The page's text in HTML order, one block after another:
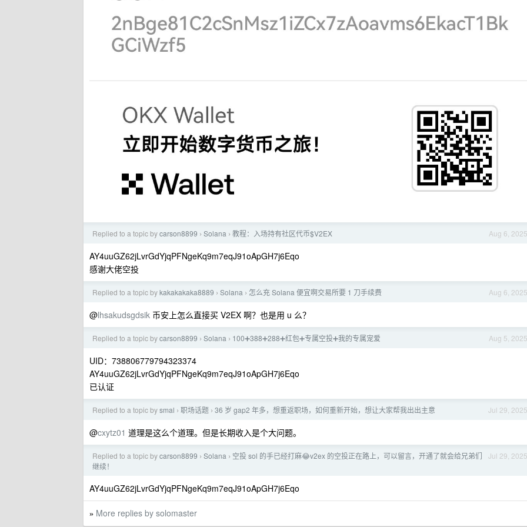
Aug 6, 2025
Replied to a topic bycarson8899 › Solana › 教程：入场持有社区代币$V2EX
AY4uuGZ62jLvrGdYjqPFNgeKq9m7eqJ91oApGH7j6Eqo
感谢大佬空投
Aug 6, 2025
Replied to a topic bykakakakaka8889 › Solana › 怎么充 Solana 便宜啊交易所要 1 刀手续费
@lhsakudsgdsik 币安上怎么直接买 V2EX 啊？也是用 u 么？
Aug 5, 2025
Replied to a topic bycarson8899 › Solana › 100➕388➕288➕红包➕专属空投➕我的专属宠爱
UID：738806779794323374
AY4uuGZ62jLvrGdYjqPFNgeKq9m7eqJ91oApGH7j6Eqo
已认证
Jul 29, 2025
Replied to a topic bysmal › 职场话题 › 36 岁 gap2 年多，想重返职场，如何重新开始，想让大家帮我出出主意
@cxytz01 道理是这么个道理。但是长期收入是个大问题。
Jul 29, 2025
Replied to a topic bycarson8899 › Solana › 空投 sol 的手已经打麻😂v2ex 的空投正在路上，可以留言，开通了就会给兄弟们
继续！
AY4uuGZ62jLvrGdYjqPFNgeKq9m7eqJ91oApGH7j6Eqo
» More replies by solomaster